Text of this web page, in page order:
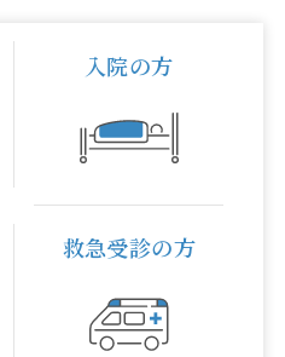
入院の方
救急受診の方